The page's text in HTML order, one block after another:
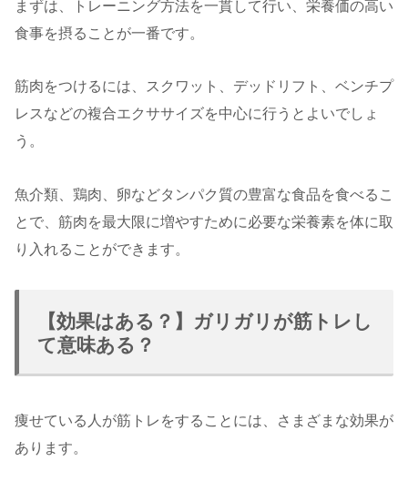
まずは、トレーニング方法を一貫して行い、栄養価の高い
食事を摂ることが一番です。
筋肉をつけるには、スクワット、デッドリフト、ベンチプ
レスなどの複合エクササイズを中心に行うとよいでしょ
う。
魚介類、鶏肉、卵などタンパク質の豊富な食品を食べるこ
とで、筋肉を最大限に増やすために必要な栄養素を体に取
り入れることができます。
【効果はある？】ガリガリが筋トレし
て意味ある？
痩せている人が筋トレをすることには、さまざまな効果が
あります。